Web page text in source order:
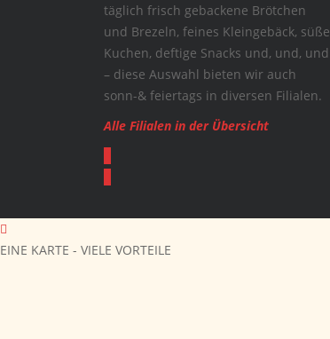
täglich frisch gebackene Brötchen
und Brezeln, feines Kleingebäck, süße
Kuchen, deftige Snacks und, und, und
– diese Auswahl bieten wir auch
sonn-& feiertags in diversen Filialen.
Alle Filialen in der Übersicht
EINE KARTE - VIELE VORTEILE